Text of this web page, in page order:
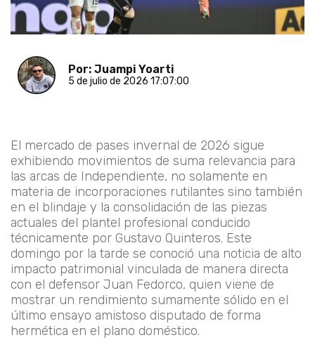
Por: Juampi Yoarti
5 de julio de 2026 17:07:00
El mercado de pases invernal de 2026 sigue
exhibiendo movimientos de suma relevancia para
las arcas de Independiente, no solamente en
materia de incorporaciones rutilantes sino también
en el blindaje y la consolidación de las piezas
actuales del plantel profesional conducido
técnicamente por Gustavo Quinteros. Este
domingo por la tarde se conoció una noticia de alto
impacto patrimonial vinculada de manera directa
con el defensor Juan Fedorco, quien viene de
mostrar un rendimiento sumamente sólido en el
último ensayo amistoso disputado de forma
hermética en el plano doméstico.